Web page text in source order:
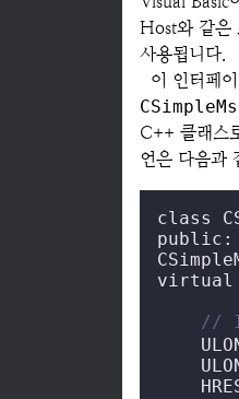
Host와 같은
사용됩니다.
이 인터페
C++ 클래스
언은 다음과
class
public:
virtual
//